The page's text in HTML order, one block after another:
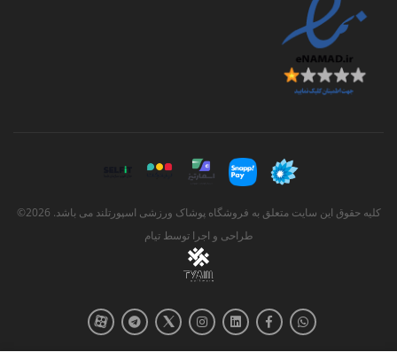
کلیه حقوق این سایت متعلق به فروشگاه پوشاک ورزشی اسپورتلند می باشد. 2026©
طراحی و اجرا توسطتیام